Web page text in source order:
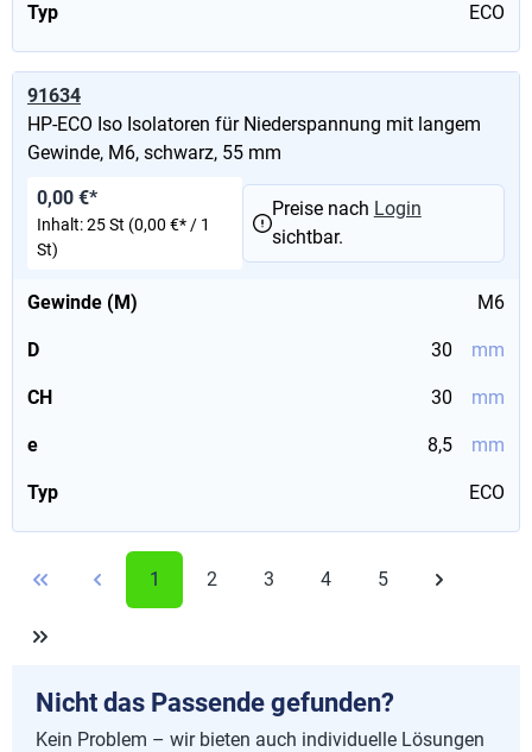
Typ ECO
91634
HP-ECO Iso Isolatoren für Niederspannung mit langem
Gewinde, M6, schwarz, 55 mm
Gewinde (M) M6
D 30 mm
CH 30 mm
e 8,5 mm
Typ ECO
0,00 €*
Inhalt:25 St (0,00 €* / 1
St)
Preise nach Login
sichtbar.
1 2 3 4 5
Nicht das Passende gefunden?
Kein Problem – wir bieten auch individuelle Lösungen